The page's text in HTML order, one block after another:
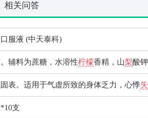
相关问答
服液 (中天泰科)
辅料为蔗糖，水溶性柠檬香精，山梨酸钾
表。适用于气虚所致的身体乏力，心悸
支